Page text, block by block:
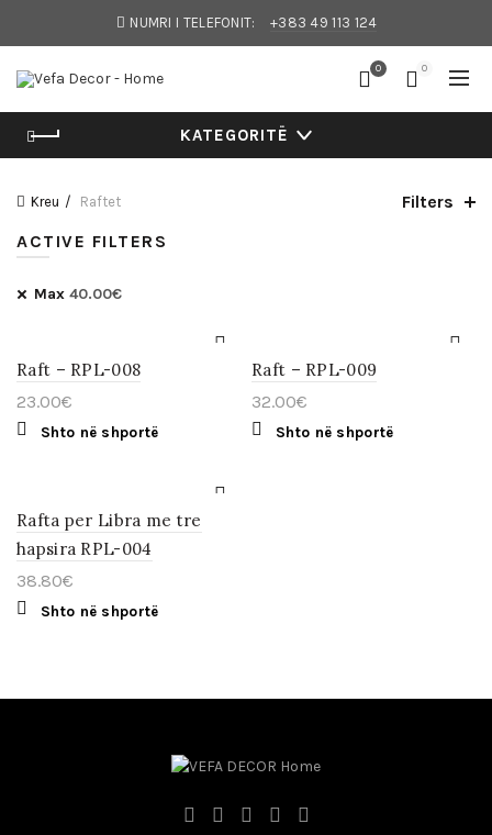
NUMRI I TELEFONIT: +383 49 113 124
0 0
KATEGORITË
Kreu Raftet
Filters
ACTIVE FILTERS
Max 40.00€
Raft – RPL-008
23.00€
Shto në shportë
Raft – RPL-009
32.00€
Shto në shportë
Rafta per Libra me tre
hapsira RPL-004
38.80€
Shto në shportë